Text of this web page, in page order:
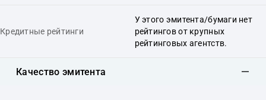
Кредитные рейтинги
У этого эмитента/бумаги нет
рейтингов от крупных
рейтинговых агентств.
Качество эмитента